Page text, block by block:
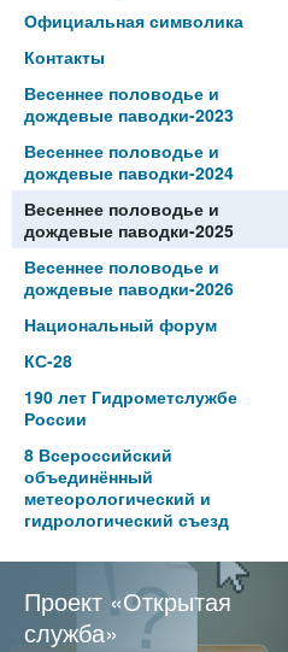
Официальная символика
Контакты
Весеннее половодье и
дождевые паводки-2023
Весеннее половодье и
дождевые паводки-2024
Весеннее половодье и
дождевые паводки-2025
Весеннее половодье и
дождевые паводки-2026
Национальный форум
КС-28
190 лет Гидрометслужбе
России
8 Всероссийский
объединённый
метеорологический и
гидрологический съезд
Проект «Открытая
служба»